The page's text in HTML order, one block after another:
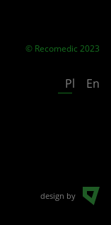
© Recomedic 2023
Pl En
design by